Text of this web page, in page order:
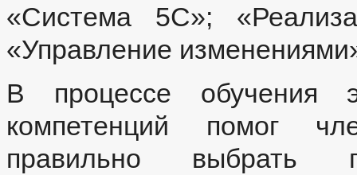
«Система 5С»;
«Управление
В процессе обучения
компетенций помог
правильно выбрать